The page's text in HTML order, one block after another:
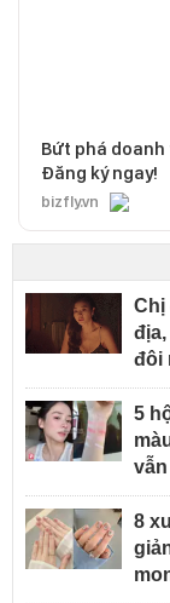
Bứt phá doanh
Đăng ký ngay!
bizfly.vn
Chị
đôi
5
8